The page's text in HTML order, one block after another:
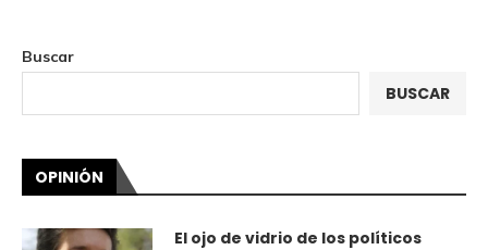
Buscar
BUSCAR
OPINIÓN
El ojo de vidrio de los políticos